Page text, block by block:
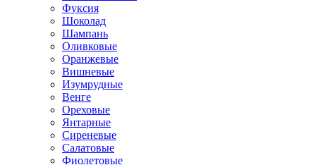
Фуксия
Шоколад
Шампань
Оливковые
Оранжевые
Вишневые
Изумрудные
Венге
Ореховые
Янтарные
Сиреневые
Салатовые
Фиолетовые